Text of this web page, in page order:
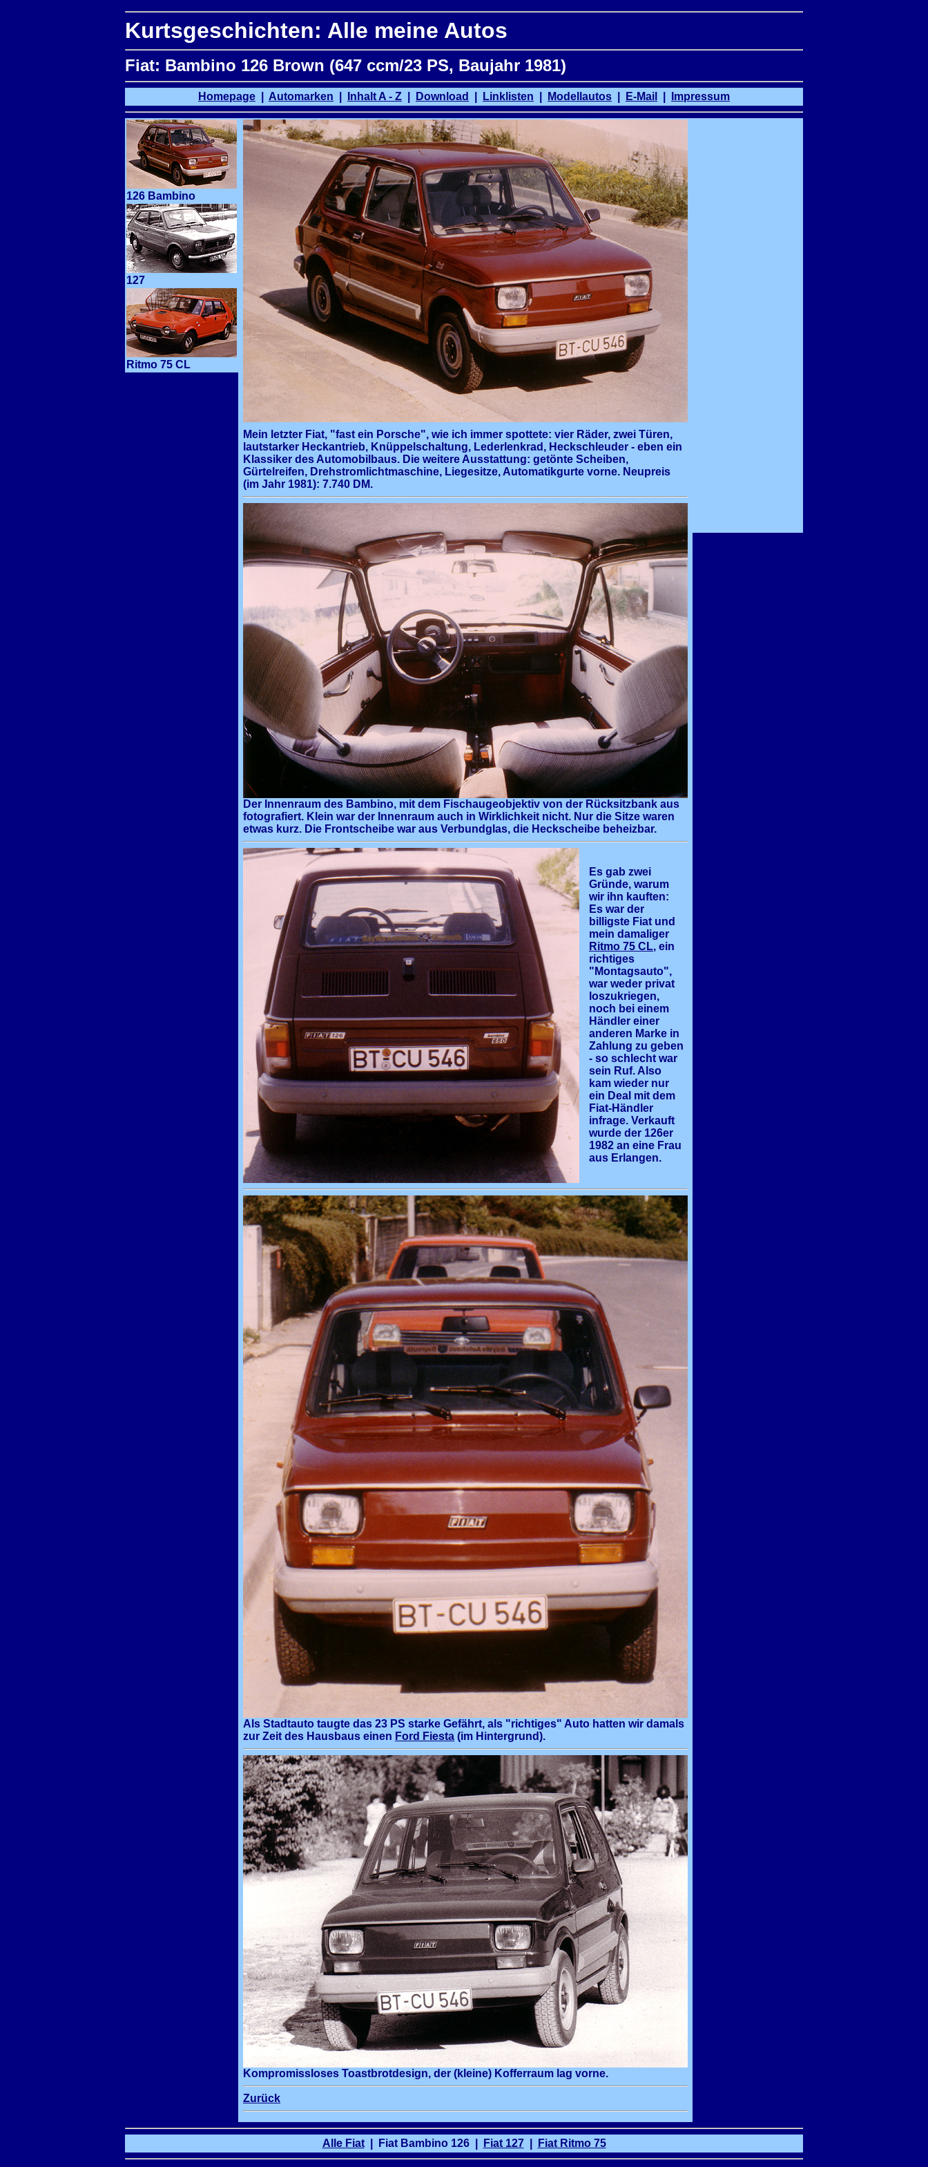
Kurtsgeschichten: Alle meine Autos
Fiat: Bambino 126 Brown (647 ccm/23 PS, Baujahr 1981)
Homepage Automarken Inhalt A - Z Download Linklisten Modellautos E-Mail Impressum
126 Bambino
127
Ritmo 75 CL
Mein letzter Fiat, "fast ein Porsche", wie ich immer spottete: vier Räder, zwei Türen,
lautstarker Heckantrieb, Knüppelschaltung, Lederlenkrad, Heckschleuder - eben ein
Klassiker des Automobilbaus. Die weitere Ausstattung: getönte Scheiben,
Gürtelreifen, Drehstromlichtmaschine, Liegesitze, Automatikgurte vorne. Neupreis
(im Jahr 1981): 7.740 DM.
Der Innenraum des Bambino, mit dem Fischaugeobjektiv von der Rücksitzbank aus
fotografiert. Klein war der Innenraum auch in Wirklichkeit nicht. Nur die Sitze waren
etwas kurz. Die Frontscheibe war aus Verbundglas, die Heckscheibe beheizbar.
Es gab zwei
Gründe, warum
wir ihn kauften:
Es war der
billigste Fiat und
mein damaliger
Ritmo 75 CL, ein
richtiges
"Montagsauto",
war weder privat
loszukriegen,
noch bei einem
Händler einer
anderen Marke in
Zahlung zu geben
- so schlecht war
sein Ruf. Also
kam wieder nur
ein Deal mit dem
Fiat-Händler
infrage. Verkauft
wurde der 126er
1982 an eine Frau
aus Erlangen.
Als Stadtauto taugte das 23 PS starke Gefährt, als "richtiges" Auto hatten wir damals
zur Zeit des Hausbaus einen Ford Fiesta (im Hintergrund).
Kompromissloses Toastbrotdesign, der (kleine) Kofferraum lag vorne.
Zurück
Alle Fiat| Fiat Bambino 126 | Fiat 127| Fiat Ritmo 75